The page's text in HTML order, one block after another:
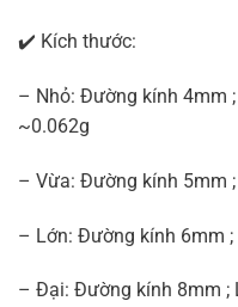
✔️ Kích thước:
– Nhỏ: Đường kính 4mm
~0.062g
– Vừa: Đường kính 5mm
– Lớn: Đường kính 6mm
– Đại: Đường kính 8mm ;